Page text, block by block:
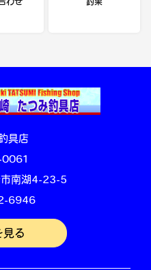
具店
市南湖4-23-5
6946
見る